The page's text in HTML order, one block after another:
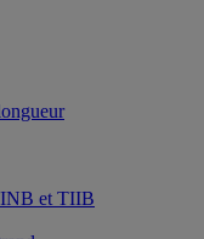
et TIIB